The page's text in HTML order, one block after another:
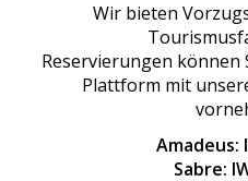
Wir bieten
Reservierungen können
Plattform mit
Amadeus:
Sabre: